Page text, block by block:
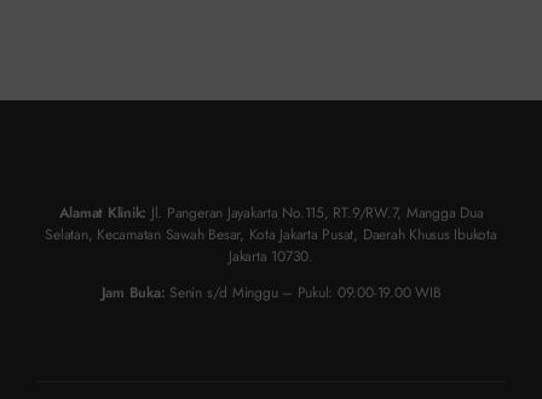
Alamat Klinik: Jl. Pangeran Jayakarta No.115, RT.9/RW.7, Mangga Dua
Selatan, Kecamatan Sawah Besar, Kota Jakarta Pusat, Daerah Khusus Ibukota
Jakarta 10730.
Jam Buka: Senin s/d Minggu – Pukul: 09.00-19.00 WIB